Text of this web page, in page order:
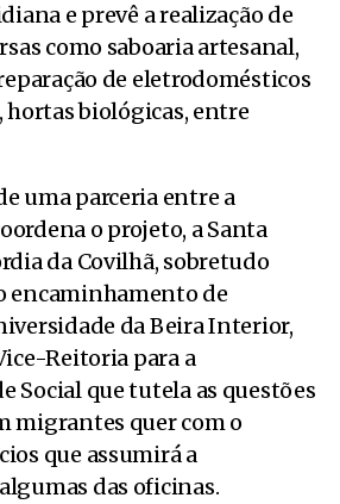
e prevê a realização de
como saboaria artesanal,
de eletrodomésticos
hortas biológicas, entre
uma parceria entre a
o projeto, a Santa
da Covilhã, sobretudo
encaminhamento de
da Beira Interior,
Reitoria para a
Social que tutela as questões
migrantes quer com o
que assumirá a
das oficinas.